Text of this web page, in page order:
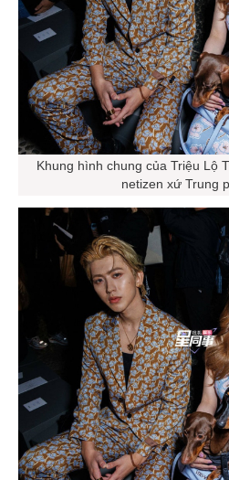
Khung hình chung của Triệu Lộ
netizen xứ Trung